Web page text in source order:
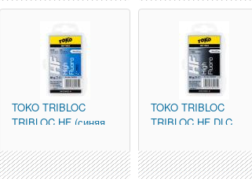
TOKO TRIBLOC
TRIBLOC HF (синяя,
TOKO TRIBLOC
TRIBLOC HF DLC
молибденом, базов